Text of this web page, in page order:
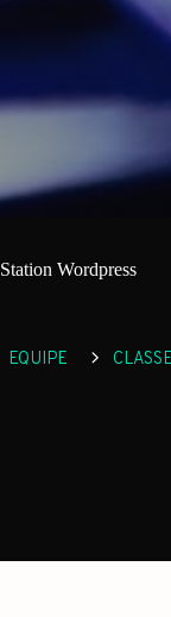
Wordpress
EQUIPE